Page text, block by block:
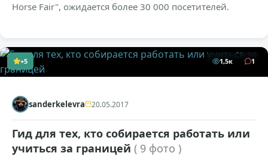
Horse Fair", ожидается более 30 000 посетителей.
+5 1,5к 1
sanderkelevra 20.05.2017
Гид для тех, кто собирается работать или
учиться за границей ( 9 фото )